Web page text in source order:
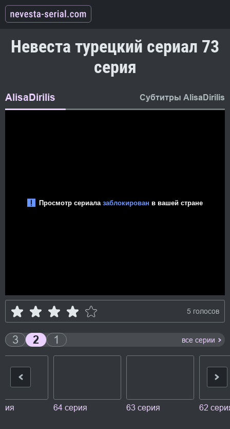
Невеста турецкий сериал 73
серия
AlisaDirilis Субтитры AlisaDirilis
5 голосов
3 2 1 все серии
64 серия 63 серия 62